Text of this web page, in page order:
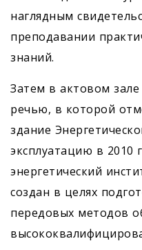
наглядным
преподавании
знаний.
Затем в актовом
речью, в которой
здание
эксплуатацию в 2010
энергетический
создан в целях
передовых методов